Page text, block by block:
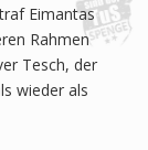
Eimantas
Rahmen
Tesch, der
wieder als